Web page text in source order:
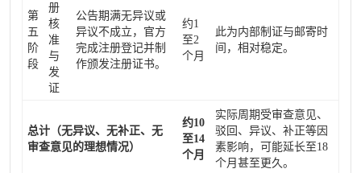
第
五
阶
段
册
核
准
与
发
证
公告期满无异议或
异议不成立，官方
完成注册登记并制
作颁发注册证书。
约1
至2
个月
此为内部制证与邮寄时
间，相对稳定。
总计（无异议、无补正、无
审查意见的理想情况）
约10
至14
个月
实际周期受审查意见、
驳回、异议、补正等因
素影响，可能延长至18
个月甚至更久。